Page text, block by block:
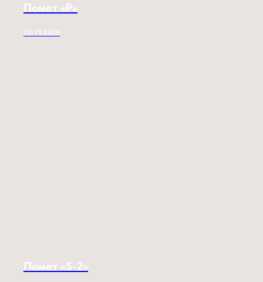
Помет «P»
22.11.2023
Помет «S-2»